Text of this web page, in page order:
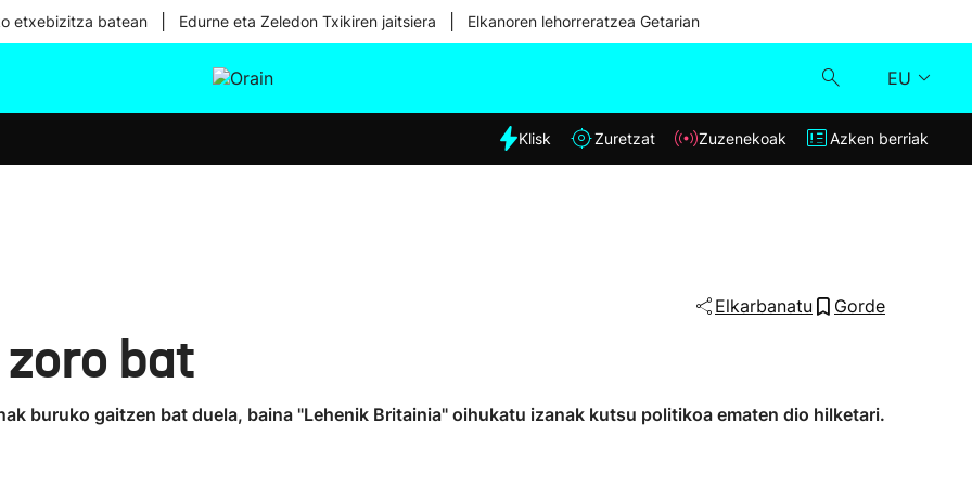
etxebizitza batean Edurne eta Zeledon Txikiren jaitsiera Elkanoren lehorreratzea Getarian
EU
Eguraldia
Klisk
Klisk Zuretzat Zuzenekoak Azken berriak
Elkarbanatu Gorde
bat
buruko gaitzen bat duela, baina "Lehenik Britainia" oihukatu izanak kutsu politikoa ematen dio hilketari.